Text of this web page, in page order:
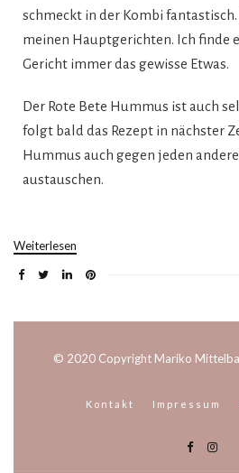
schmeckt in der Kombi
meinen Hauptgerichten. Ich finde
Gericht immer das gewisse Etwas.
Der Rote Bete Hummus ist auch
folgt bald das Rezept in nächster
Hummus auch gegen jeden
austauschen.
Weiterlesen
© 2020 Copyright Mariko
Kontakt Impressum